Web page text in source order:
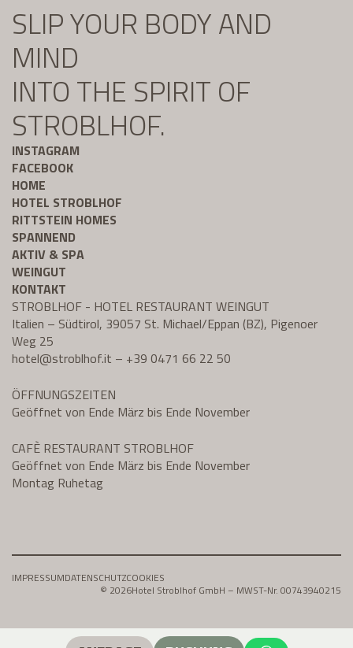
SLIP YOUR BODY AND
MIND
INTO THE SPIRIT OF
STROBLHOF.
INSTAGRAM
FACEBOOK
HOME
HOTEL STROBLHOF
RITTSTEIN HOMES
SPANNEND
AKTIV & SPA
WEINGUT
KONTAKT
STROBLHOF - HOTEL RESTAURANT WEINGUT
Italien – Südtirol, 39057 St. Michael/Eppan (BZ), Pigenoer
Weg 25
hotel@stroblhof.it – +39 0471 66 22 50
ÖFFNUNGSZEITEN
Geöffnet von Ende März bis Ende November
CAFÈ RESTAURANT STROBLHOF
Geöffnet von Ende März bis Ende November
Montag Ruhetag
IMPRESSUMDATENSCHUTZCOOKIES
© 2026Hotel Stroblhof GmbH – MWST-Nr. 00743940215